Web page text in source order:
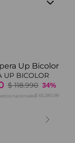
UP BICOLOR
$ 118.990 34%
nacionales$ 65.280,99